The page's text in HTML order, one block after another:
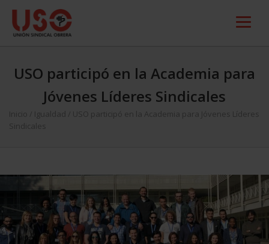
USO participó en la Academia para
Jóvenes Líderes Sindicales
Inicio Igualdad
USO participó en la Academia para Jóvenes Líderes
Sindicales